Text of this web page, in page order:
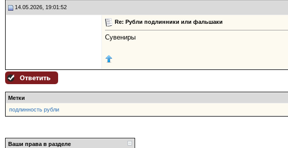
14.05.2026, 19:01:52
Re: Рубли подлинники или фальшаки
Сувениры
Метки
подлинность рубли
Ваши права в разделе